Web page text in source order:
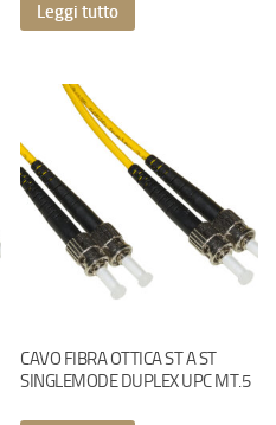
Leggi tutto
CAVO FIBRA OTTICA ST A ST
SINGLEMODE DUPLEX UPC MT.5